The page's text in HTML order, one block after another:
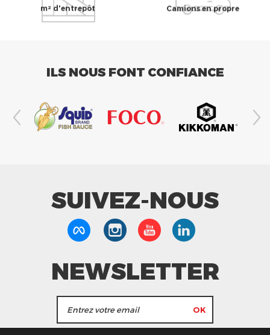
m² d'entrepôt Camions en propre
ILS NOUS FONT CONFIANCE
SUIVEZ-NOUS
NEWSLETTER